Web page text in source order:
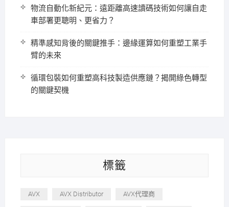
物流自動化新紀元：遠距離高速讀碼技術如何讓自走
車部署更聰明、更省力？
精準感知背後的關鍵推手：邊緣運算如何重塑工業手
臂的未來
循環包裝如何重塑高科技製造供應鏈？揭開綠色轉型
的關鍵契機
標籤
AVX AVX Distributor AVX代理商